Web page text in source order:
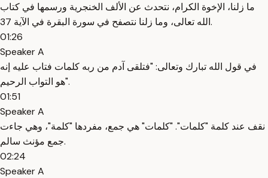
ما زلنا، الإخوة الكرام، نتحدث عن الألف الخنجرية ورسمها في كتاب
الله تعالى، وما زلنا نتصفح في سورة البقرة في الآية 37.
01:26
Speaker A
في قول الله تبارك وتعالى: "فتلقى آدم من ربه كلمات فتاب عليه إنه
هو التواب الرحيم".
01:51
Speaker A
نقف عند كلمة "كلمات". "كلمات" هي جمع، مفردها "كلمة"، وهي جاءت
جمع مؤنث سالم.
02:24
Speaker A